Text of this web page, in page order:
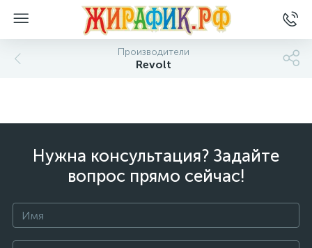
Производители
Revolt
Нужна консультация? Задайте
вопрос прямо сейчас!